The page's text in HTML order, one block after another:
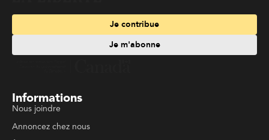
Je contribue
Je m'abonne
Informations
Nous joindre
Annoncez chez nous